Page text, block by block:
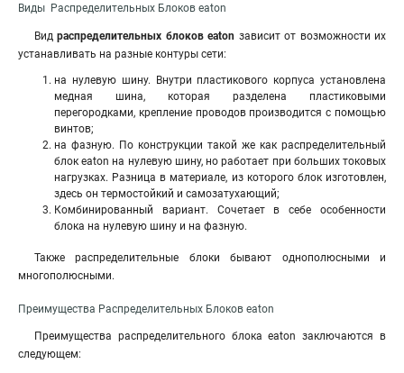
Виды Распределительных Блоков eaton
Вид распределительных блоков eaton зависит от возможности их
устанавливать на разные контуры сети:
на нулевую шину. Внутри пластикового корпуса установлена
медная шина, которая разделена пластиковыми
перегородками, крепление проводов производится с помощью
винтов;
на фазную. По конструкции такой же как распределительный
блок eaton на нулевую шину, но работает при больших токовых
нагрузках. Разница в материале, из которого блок изготовлен,
здесь он термостойкий и самозатухающий;
Комбинированный вариант. Сочетает в себе особенности
блока на нулевую шину и на фазную.
Также распределительные блоки бывают однополюсными и
многополюсными.
Преимущества Распределительных Блоков eaton
Преимущества распределительного блока eaton заключаются в
следующем: